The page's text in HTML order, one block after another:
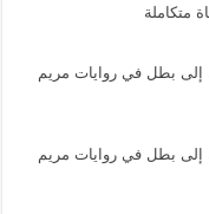
متكاملة
إلى بطل في روايات مريم
إلى بطل في روايات مريم